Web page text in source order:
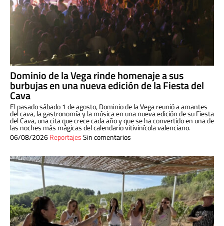
Dominio de la Vega rinde homenaje a sus
burbujas en una nueva edición de la Fiesta del
Cava
El pasado sábado 1 de agosto, Dominio de la Vega reunió a amantes
del cava, la gastronomía y la música en una nueva edición de su Fiesta
del Cava, una cita que crece cada año y que se ha convertido en una de
las noches más mágicas del calendario vitivinícola valenciano.
06/08/2026ReportajesSin comentarios